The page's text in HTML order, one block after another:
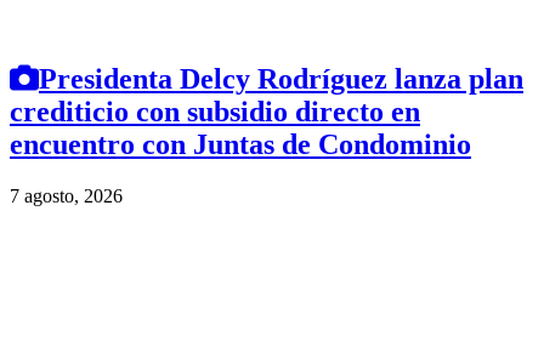
Presidenta Delcy Rodríguez lanza plan
crediticio con subsidio directo en
encuentro con Juntas de Condominio
7 agosto, 2026